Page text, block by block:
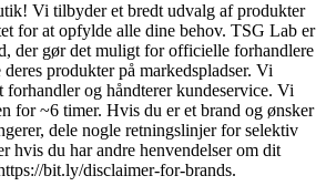
Vi tilbyder et bredt udvalg af produkter
for at opfylde alle dine behov. TSG Lab er
der gør det muligt for officielle forhandlere
produkter på markedspladser. Vi
forhandler og håndterer kundeservice. Vi
for ~6 timer. Hvis du er et brand og ønsker
dele nogle retningslinjer for selektiv
hvis du har andre henvendelser om dit
bit.ly/disclaimer-for-brands.